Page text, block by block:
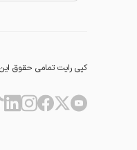
کپی رایت تمامی حقوق